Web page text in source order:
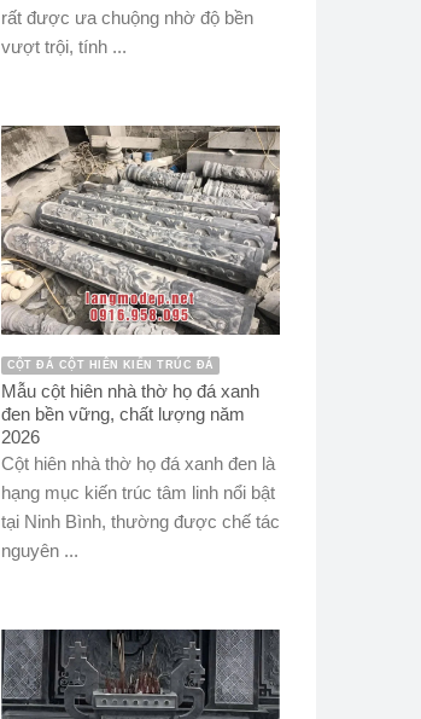
rất được ưa chuộng nhờ độ bền
vượt trội, tính ...
CỘT ĐÁ CỘT HIÊN KIẾN TRÚC ĐÁ
Mẫu cột hiên nhà thờ họ đá xanh
đen bền vững, chất lượng năm
2026
Cột hiên nhà thờ họ đá xanh đen là
hạng mục kiến trúc tâm linh nổi bật
tại Ninh Bình, thường được chế tác
nguyên ...